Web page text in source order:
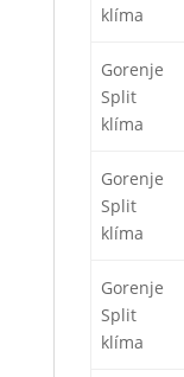
klíma
Gorenje
Split
klíma
Gorenje
Split
klíma
Gorenje
Split
klíma